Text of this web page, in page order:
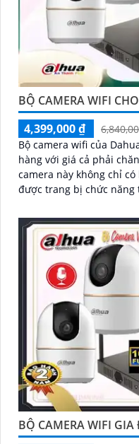
BỘ CAMERA WIFI
4,399,000 ₫
Bộ camera wifi của
hàng với giá cả phải
camera này không chỉ
được trang bị chức năng
BỘ CAMERA WIFI